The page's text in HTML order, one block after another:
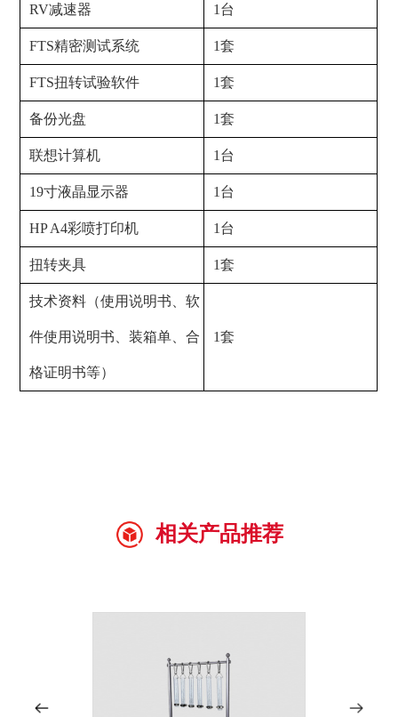
RV减速器 1台
FTS精密测试系统 1套
FTS扭转试验软件 1套
备份光盘 1套
联想计算机 1台
19寸液晶显示器 1台
HP A4彩喷打印机 1台
扭转夹具 1套
技术资料（使用说明书、软
件使用说明书、装箱单、合
格证明书等）
1套
相关产品推荐